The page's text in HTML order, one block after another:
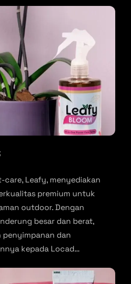
care, Leafy, menyediakan
premium untuk
outdoor. Dengan
besar dan berat,
dan
kepada Locad…